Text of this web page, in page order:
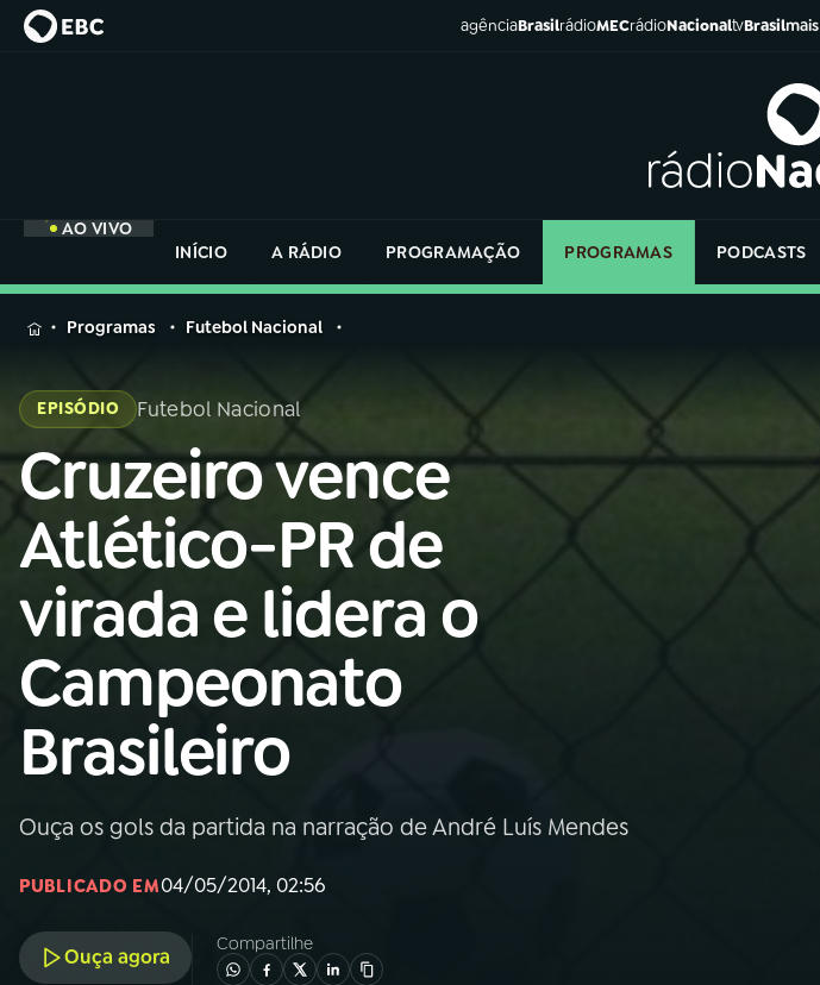
agênciaBrasilrádioMECrádioNacionaltvBrasilmais
AO VIVO
INÍCIO
A RÁDIO PROGRAMAÇÃO PROGRAMAS PODCASTS
MENU
Buscar
Rádio
Nacional
AO VIVO
01INÍCIO
02A RÁDIO
03PROGRAMAÇÃO
04PROGRAMAS
na
Rádio
Nacional
Programas Futebol Nacional
EPISÓDIO Futebol Nacional
Cruzeiro vence
Atlético-PR de
virada e lidera o
Campeonato
Brasileiro
Ouça os gols da partida na narração de André Luís Mendes
PUBLICADO EM04/05/2014, 02:56
Ouça agora
Compartilhe